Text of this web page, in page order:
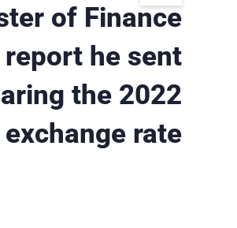
of Finance
he sent
the 2022
rate